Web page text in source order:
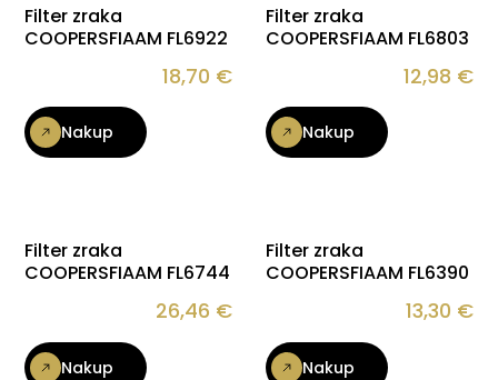
Filter zraka
COOPERSFIAAM FL6922
18,70 €
Nakup
Filter zraka
COOPERSFIAAM FL6803
12,98 €
Nakup
Filter zraka
COOPERSFIAAM FL6744
26,46 €
Nakup
Filter zraka
COOPERSFIAAM FL6390
13,30 €
Nakup